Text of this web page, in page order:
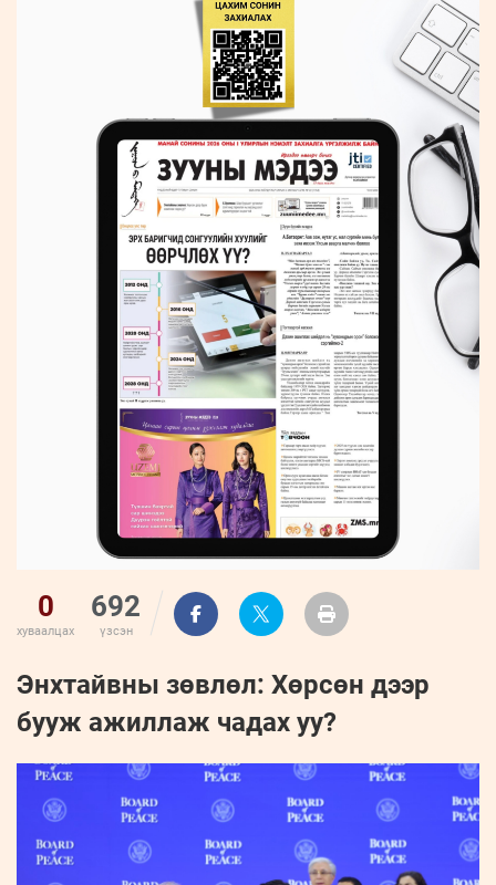
Нэвтрэх
Бизнес
хөгжил
Leaderships
ФОТО
УРЛАГ
МЭДЭЭЛЛИЙН
ВИДЕО
ZUUNII
MEDEE
WEEKLY
0
хуваалцах
692
үзсэн
Энхтайвны зөвлөл: Хөрсөн дээр
бууж ажиллаж чадах уу?